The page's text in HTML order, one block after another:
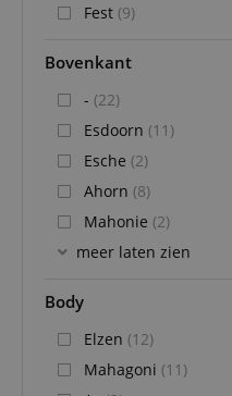
Fest (9)
Bovenkant
- (22)
Esdoorn (11)
Esche (2)
Ahorn (8)
Mahonie (2)
meer laten zien
Body
Elzen (12)
Mahagoni (11)